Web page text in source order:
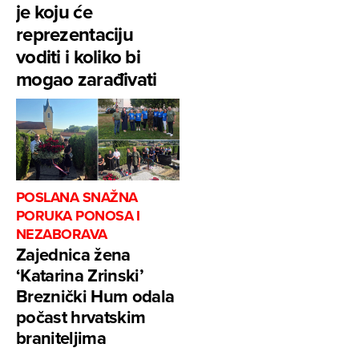
je koju će
reprezentaciju
voditi i koliko bi
mogao zarađivati
POSLANA SNAŽNA
PORUKA PONOSA I
NEZABORAVA
Zajednica žena
‘Katarina Zrinski’
Breznički Hum odala
počast hrvatskim
braniteljima